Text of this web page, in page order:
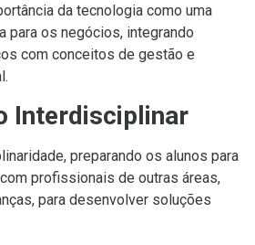
da tecnologia como uma
para os negócios, integrando
com conceitos de gestão e
Interdisciplinar
preparando os alunos para
profissionais de outras áreas,
para desenvolver soluções